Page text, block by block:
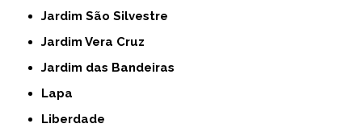
Jardim São Silvestre
Jardim Vera Cruz
Jardim das Bandeiras
Lapa
Liberdade